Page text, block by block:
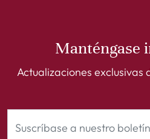
Manténgase
Actualizaciones exclusivas